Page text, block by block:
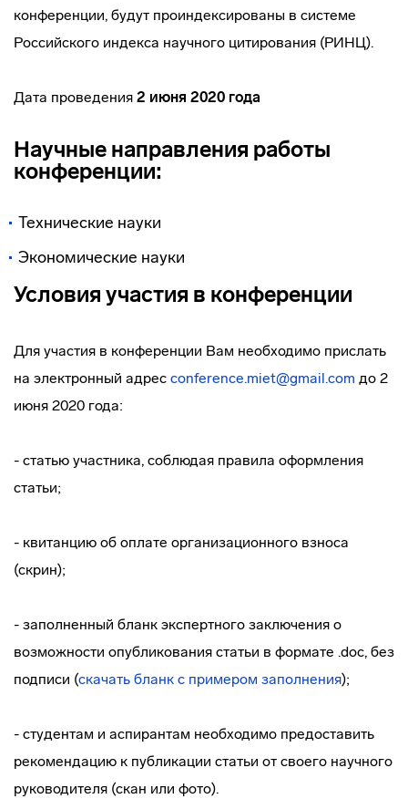
конференции, будут проиндексированы в системе
Российского индекса научного цитирования (РИНЦ).
Дата проведения 2 июня 2020 года
Научные направления работы
конференции:
Технические науки
Экономические науки
Условия участия в конференции
Для участия в конференции Вам необходимо прислать
на электронный адрес conference.miet@gmail.com до 2
июня 2020 года:
- статью участника, соблюдая правила оформления
статьи;
- квитанцию об оплате организационного взноса
(скрин);
- заполненный бланк экспертного заключения о
возможности опубликования статьи в формате .doc, без
подписи (скачать бланк с примером заполнения);
- студентам и аспирантам необходимо предоставить
рекомендацию к публикации статьи от своего научного
руководителя (скан или фото).